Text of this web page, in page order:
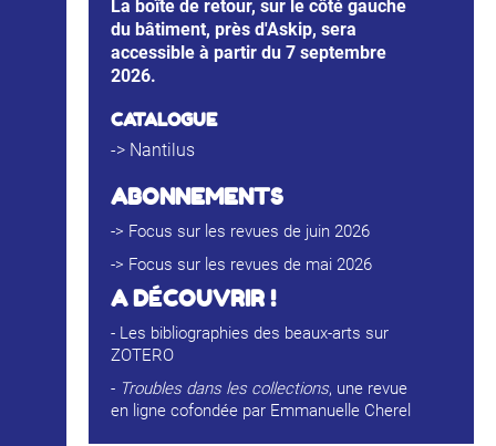
La boîte de retour, sur le côté gauche
du bâtiment, près d'Askip, sera
accessible à partir du 7 septembre
2026.
CATALOGUE
-> Nantilus
ABONNEMENTS
-> Focus sur les revues de juin 2026
-> Focus sur les revues de mai 2026
A DÉCOUVRIR !
- Les bibliographies des beaux-arts sur
ZOTERO
- Troubles dans les collections, une revue
en ligne cofondée par Emmanuelle Cherel